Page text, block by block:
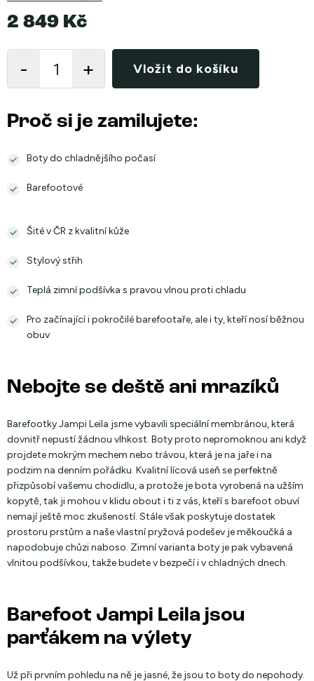
2 849 Kč
cena:
Vložit do košíku
Proč si je zamilujete:
Boty do chladnějšího počasí
Barefootové
Šité v ČR z kvalitní kůže
Stylový střih
Teplá zimní podšívka s pravou vlnou proti chladu
Pro začínající i pokročilé barefootaře, ale i ty, kteří nosí běžnou
obuv
Nebojte se deště ani mrazíků
Barefootky Jampi Leila jsme vybavili speciální membránou, která
dovnitř nepustí žádnou vlhkost. Boty proto nepromoknou ani když
projdete mokrým mechem nebo trávou, která je na jaře i na
podzim na denním pořádku. Kvalitní lícová useň se perfektně
přizpůsobí vašemu chodidlu, a protože je bota vyrobená na užším
kopytě, tak ji mohou v klidu obout i ti z vás, kteří s barefoot obuví
nemají ještě moc zkušeností. Stále však poskytuje dostatek
prostoru prstům a naše vlastní pryžová podešev je měkoučká a
napodobuje chůzi naboso. Zimní varianta boty je pak vybavená
vlnitou podšívkou, takže budete v bezpečí i v chladných dnech.
Barefoot Jampi Leila jsou
parťákem na výlety
Už při prvním pohledu na ně je jasné, že jsou to boty do nepohody.